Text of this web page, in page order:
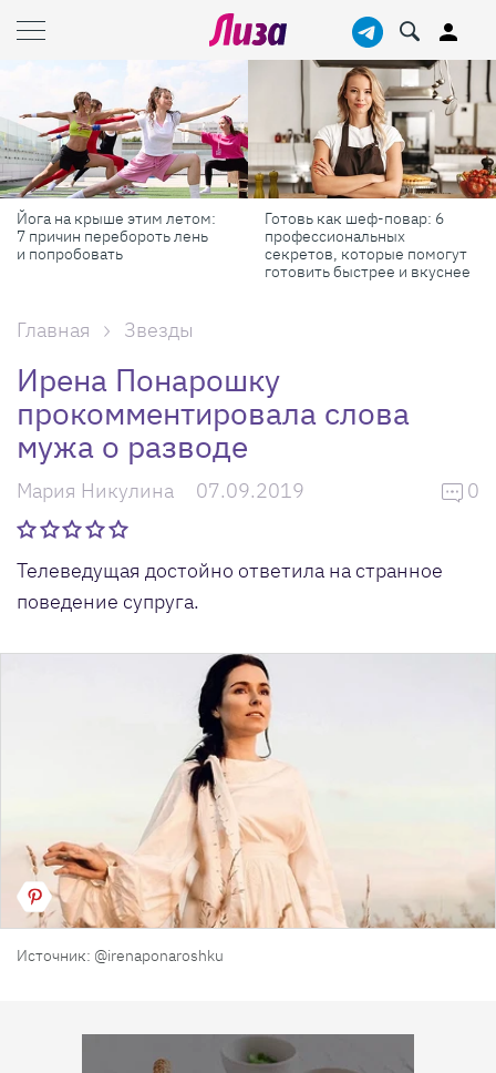
Йога на крыше этим летом:
7 причин перебороть лень
и попробовать
Готовь как шеф-повар: 6
профессиональных
секретов, которые помогут
готовить быстрее и вкуснее
Главная Звезды
Ирена Понарошку
прокомментировала слова
мужа о разводе
Мария Никулина 07.09.2019 0
Телеведущая достойно ответила на странное
поведение супруга.
Источник: @irenaponaroshku